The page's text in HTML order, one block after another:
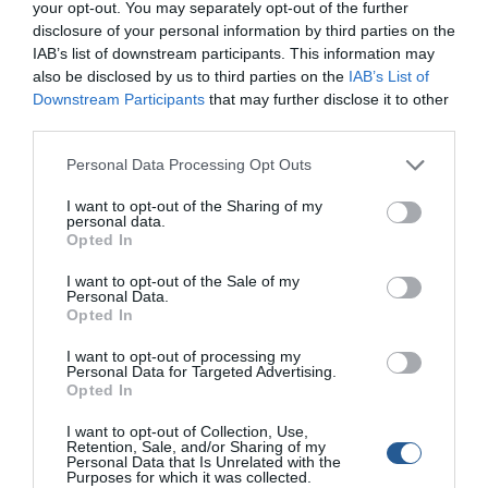
your opt-out. You may separately opt-out of the further
disclosure of your personal information by third parties on the
IAB’s list of downstream participants. This information may
also be disclosed by us to third parties on the IAB’s List of
Downstream Participants that may further disclose it to other
Personal Data Processing Opt Outs
I want to opt-out of the Sharing of my
personal data.
Opted In
I want to opt-out of the Sale of my
Personal Data.
Opted In
I want to opt-out of processing my
Personal Data for Targeted Advertising.
Opted In
I want to opt-out of Collection, Use,
Retention, Sale, and/or Sharing of my
Personal Data that Is Unrelated with the
Purposes for which it was collected.
Γιατί τα σκάφη αναψυχής από Λιμένες εκτός Σένγκεν της Αν.
Μεσογείου είναι “ανεπιθύμητα” στη Ρόδο και Κω Όπως
καταγγέλει ο κ.Μιχάλης Ροδίτης, εκπρόσωπος Δωδεκανήσου
του Πανελληνίου Συνδέσμου Ναυτικών Πρακτόρων και
Επαγγελματιών Χρηστών Λιμένα, τα σκάφη αναψυχής που
έρχονται στη Ρόδο και την Κω από Λιμένες εκτός Σένγκεν της
Ανατολικής Μεσογείου (όπως από την Τουρκία) είναι […]